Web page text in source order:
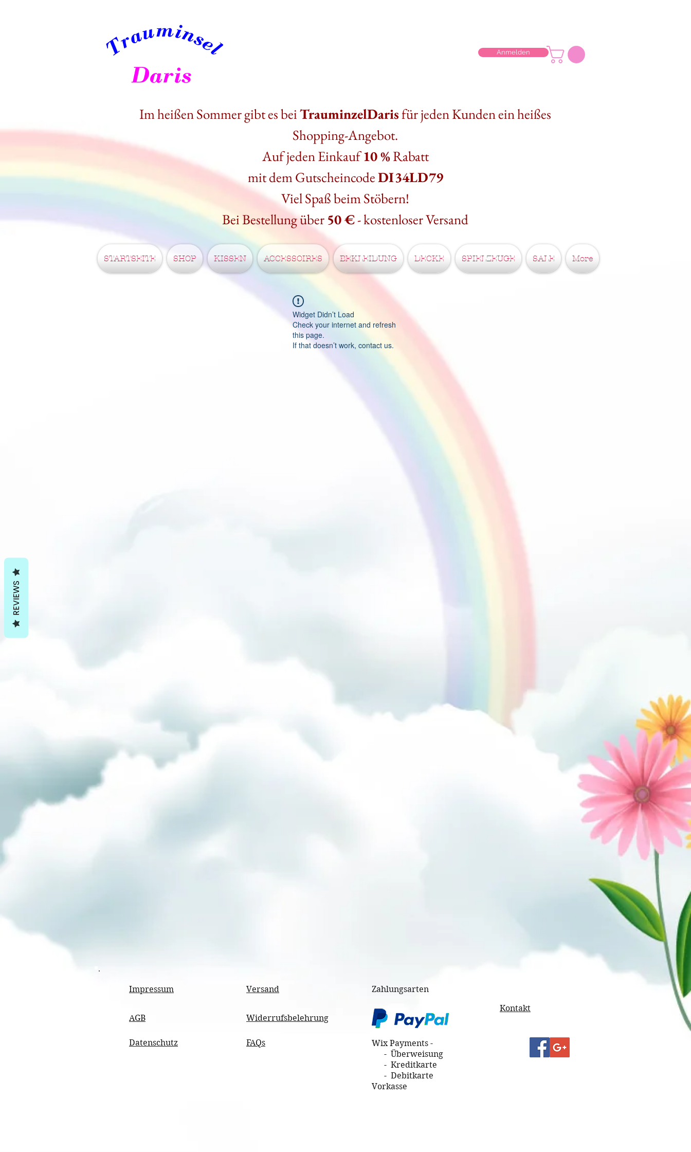
Anmelden
Im heißen Sommer gibt es beiTrauminzelDarisfür jeden Kunden ein heißes
Shopping-Angebot.
Auf jeden Einkauf10 %Rabatt
mit dem GutscheincodeDI34LD79
Viel Spaß beim Stöbern!
Bei Bestellung über 50 €- kostenloser Versand
STARTSEITE SHOP KISSEN ACCESSOIRES BEKLEIDUNG DECKE SPIELZEUGE SALE More
Widget Didn’t Load
Check your internet and refresh
this page.
If that doesn’t work, contact us.
Impressum
AGB
Datenschutz
Versand
Widerrufsbelehrung
FAQs
Zahlungsarten
Wix Payments -
- Überweisung
- Kreditkarte
- Debitkarte
Vorkasse
Kontakt
REVIEWS